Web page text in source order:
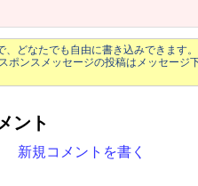
、どなたでも自由に書き込みできます
ポンスメッセージの投稿はメッセージ
ント
新規コメントを書く